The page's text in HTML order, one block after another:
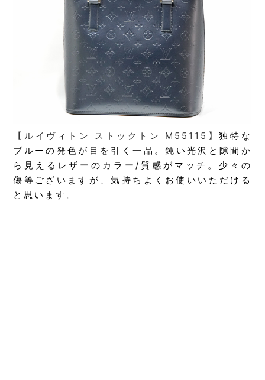
【ルイヴィトン ストックトン M55115】独特な
ブルーの発色が目を引く一品。鈍い光沢と隙間か
ら見えるレザーのカラー/質感がマッチ。少々の
傷等ございますが、気持ちよくお使いいただける
と思います。